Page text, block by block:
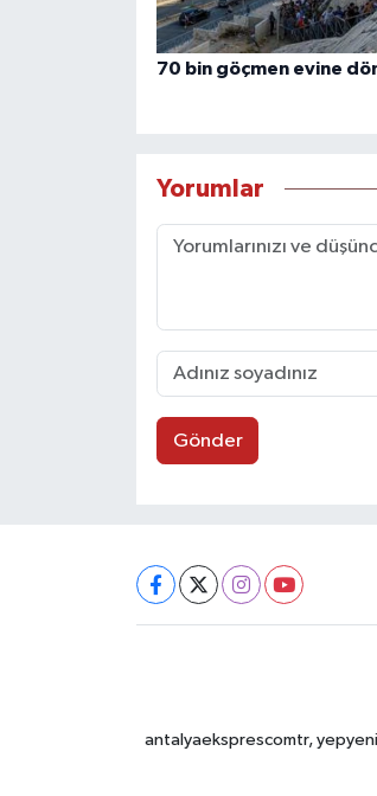
70 bin göçmen evine
Yorumlar
Gönder
antalyaeksprescomtr,